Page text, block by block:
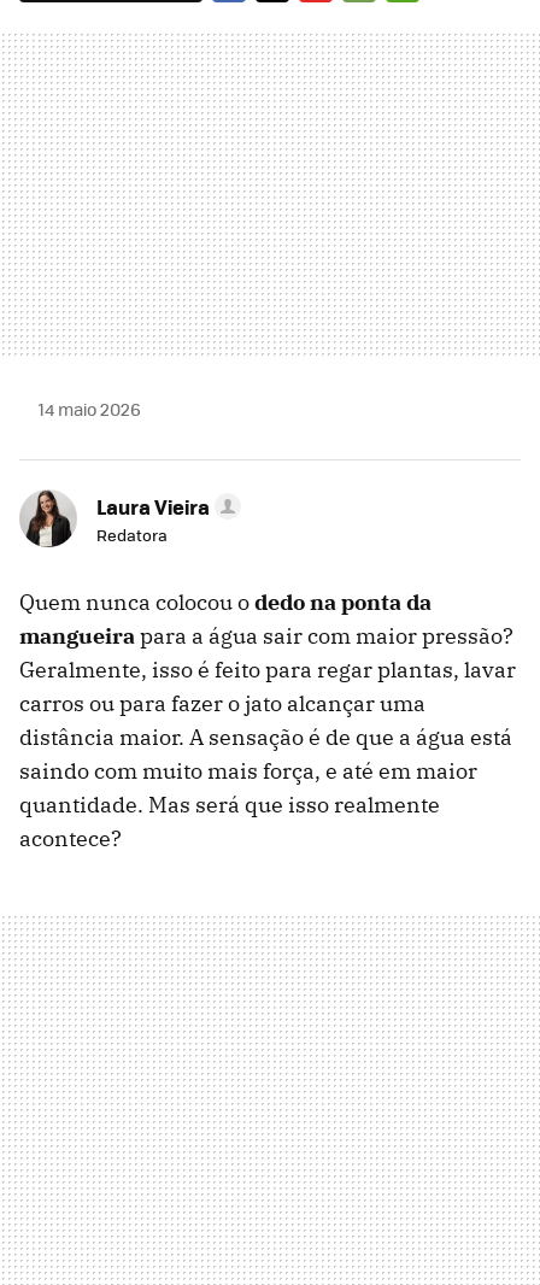
MAIL
14 maio 2026
Laura Vieira
Redatora
Quem nunca colocou odedo na ponta da
mangueirapara a água sair com maior pressão?
Geralmente, isso é feito para regar plantas, lavar
carros ou para fazer o jato alcançar uma
distância maior. A sensação é de que a água está
saindo com muito mais força, e até em maior
quantidade. Mas será que isso realmente
acontece?